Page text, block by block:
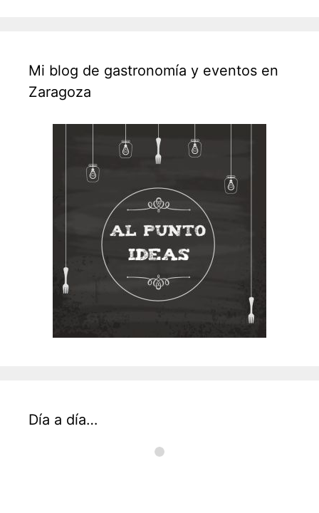
Mi blog de gastronomía y eventos en
Zaragoza
Día a día…